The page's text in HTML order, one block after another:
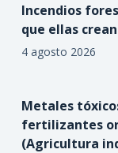
Incendios
que ellas
4 agosto 2026
Metales
fertilizantes
(Agricultura